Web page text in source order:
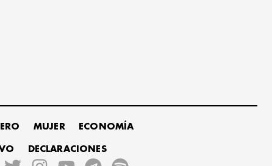
MUJER ECONOMÍA
DECLARACIONES